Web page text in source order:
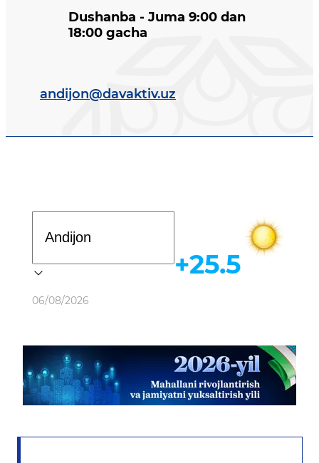
Dushanba - Juma 9:00 dan
18:00 gacha
andijon@davaktiv.uz
Ob-havo
06/08/2026
+25.5